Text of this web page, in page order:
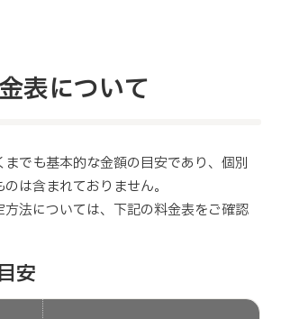
表について
でも基本的な金額の目安であり、個別
は含まれておりません。
法については、下記の料金表をご確認
安